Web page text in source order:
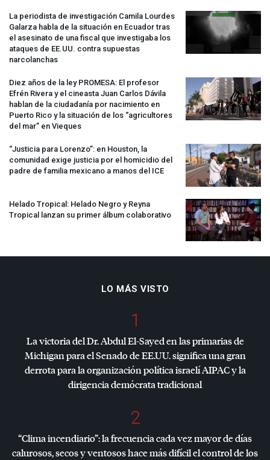
La periodista de investigación Camila Lourdes
Galarza habla de la situación en Ecuador tras
el asesinato de una fiscal que investigaba los
ataques de EE.UU. contra supuestas
narcolanchas
Diez años de la ley PROMESA: El profesor
Efrén Rivera y el cineasta Juan Carlos Dávila
hablan de la ciudadanía por nacimiento en
Puerto Rico y la situación de los “agricultores
del mar” en Vieques
“Justicia para Lorenzo”: en Houston, la
comunidad exige justicia por el homicidio del
padre de familia mexicano a manos del ICE
Helado Tropical: Helado Negro y Reyna
Tropical lanzan su primer álbum colaborativo
LO MÁS VISTO
1
La victoria del Dr. Abdul El-Sayed en las primarias de
Michigan para el Senado de EE.UU. significa una gran
derrota para la organización política israelíAIPACy la
dirigencia demócrata tradicional
2
“Clima incendiario”: la frecuencia cada vez mayor de días
calurosos, secos y ventosos hace más difícil el control de los